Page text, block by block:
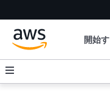
開始